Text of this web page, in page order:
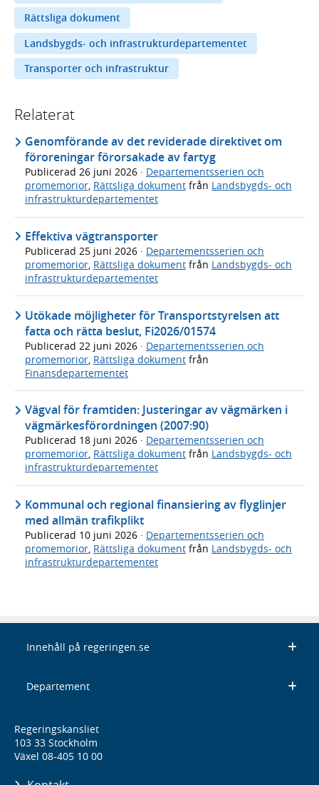
Rättsliga dokument
Landsbygds- och infrastrukturdepartementet
Transporter och infrastruktur
Relaterat
Genomförande av det reviderade direktivet om
föroreningar förorsakade av fartyg
Publicerad 26 juni 2026 · Departementsserien och
promemorior, Rättsliga dokument från Landsbygds- och
infrastrukturdepartementet
Effektiva vägtransporter
Publicerad 25 juni 2026 · Departementsserien och
promemorior, Rättsliga dokument från Landsbygds- och
infrastrukturdepartementet
Utökade möjligheter för Transportstyrelsen att
fatta och rätta beslut, Fi2026/01574
Publicerad 22 juni 2026 · Departementsserien och
promemorior Rättsliga dokument från
Finansdepartementet
Vägval för framtiden: Justeringar av vägmärken i
vägmärkesförordningen (2007:90)
Publicerad 18 juni 2026 · Departementsserien och
promemorior, Rättsliga dokument från Landsbygds- och
infrastrukturdepartementet
Kommunal och regional finansiering av flyglinjer
med allmän trafikplikt
Publicerad 10 juni 2026 · Departementsserien och
promemorior, Rättsliga dokument från Landsbygds- och
infrastrukturdepartementet
Innehåll på regeringen.se
Departement
Regeringskansliet
103 33 Stockholm
Växel 08-405 10 00